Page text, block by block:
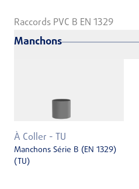
Raccords PVC B EN 1329
Manchons
À Coller - TU
Manchons Série B (EN 1329)
(TU)